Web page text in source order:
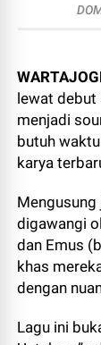
lewat debut
menjadi
butuh
karya
Mengusung
digawangi
dan Emus
khas
dengan
Lagu ini